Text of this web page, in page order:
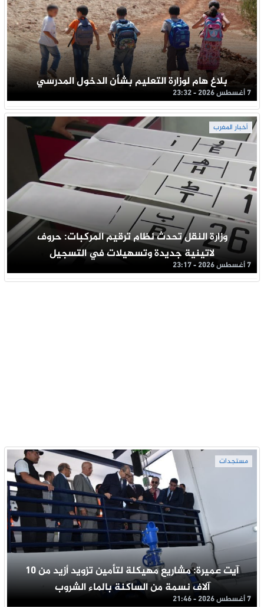
بلاغ هام لوزارة التعليم بشأن الدخول المدرسي
7 أغسطس 2026 - 23:32
أخبار المغرب
وزارة النقل تحدث نظام ترقيم المركبات: حروف
لاتينية جديدة وتسهيلات في التسجيل
7 أغسطس 2026 - 23:17
مستجدات
آيت عميرة: مشاريع مهيكلة لتأمين تزويد أزيد من 10
آلاف نسمة من الساكنة بالماء الشروب
7 أغسطس 2026 - 21:46